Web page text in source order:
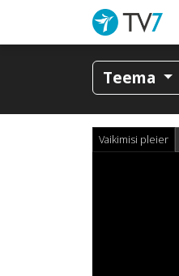
Teema
Vaikimisi pleier